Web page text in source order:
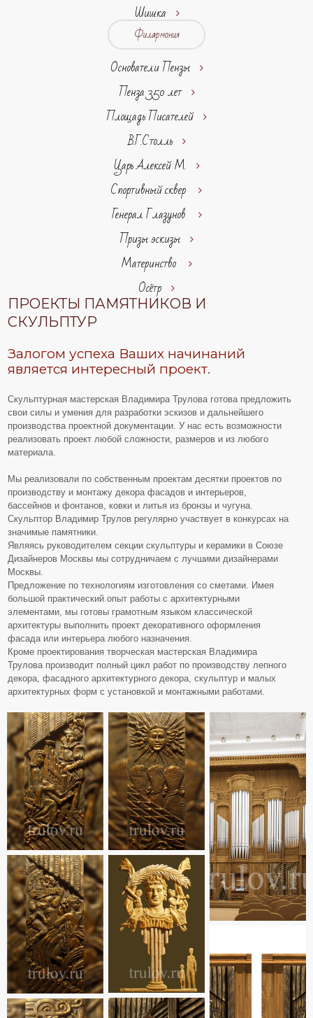
Шишка
Филармония
Основатели Пензы
Пенза 350 лет
Площадь Писателей
В.Г.Столль
Царь Алексей М.
Спортивный сквер
Генерал Глазунов
Призы эскизы
Материнство
Осётр
ПРОЕКТЫ ПАМЯТНИКОВ И
СКУЛЬПТУР
Залогом успеха Ваших начинаний
является интересный проект.
Скульптурная мастерская Владимира Трулова готова предложить
свои силы и умения для разработки эскизов и дальнейшего
производства проектной документации. У нас есть возможности
реализовать проект любой сложности, размеров и из любого
материала.
Мы реализовали по собственным проектам десятки проектов по
производству и монтажу декора фасадов и интерьеров,
бассейнов и фонтанов, ковки и литья из бронзы и чугуна.
Скульптор Владимир Трулов регулярно участвует в конкурсах на
значимые памятники.
Являясь руководителем секции скульптуры и керамики в Союзе
Дизайнеров Москвы мы сотрудничаем с лучшими дизайнерами
Москвы.
Предложение по технологиям изготовления со сметами. Имея
большой практический опыт работы с архитектурными
элементами, мы готовы грамотным языком классической
архитектуры выполнить проект декоративного оформления
фасада или интерьера любого назначения.
Кроме проектирования творческая мастерская Владимира
Трулова производит полный цикл работ по производству лепного
декора, фасадного архитектурного декора, скульптур и малых
архитектурных форм с установкой и монтажными работами.